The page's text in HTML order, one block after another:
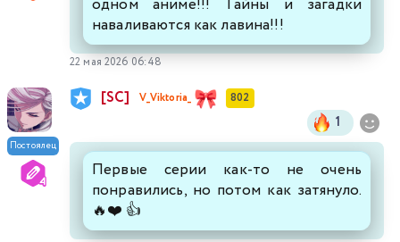
одном аниме!!! Тайны и загадки
наваливаются как лавина!!!
22 мая 2026 06:48
Постоялец
[SC] V_Viktoria_ 802
1
Первые серии как-то не очень
понравились, но потом как затянуло.
🔥❤️ 👍